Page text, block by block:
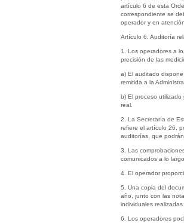
artículo 6 de esta
correspondiente se
operador y en
Artículo 6. Auditoría
1. Los operadores a
precisión de las
a) El auditado
remitida a la
b) El proceso
real.
2. La Secretaría de
refiere el artículo 26,
auditorías, que
3. Las
comunicados a lo
4. El operador
5. Una copia del
año, junto con las
individuales realizadas
6. Los operadores